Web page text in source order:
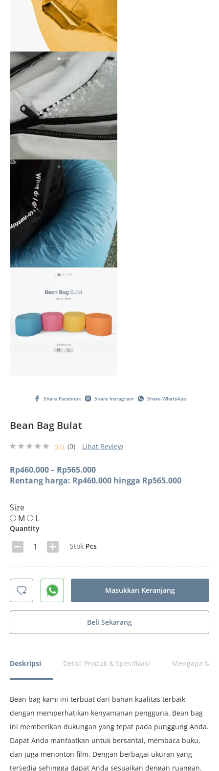
Share Facebook Share Instagram Share WhatsApp
Bean Bag Bulat
0.0 (0) Lihat Review
Rp460.000– Rp565.000
Rentang harga: Rp460.000 hingga Rp565.000
Size
M
L
Quantity
Stok Pcs
Masukkan Keranjang
Beli Sekarang
Deskripsi Detail Produk & Spesifikasi Mengapa
Bean bag kami ini terbuat dari bahan kualitas terbaik
dengan memperhatikan kenyamanan pengguna. Bean bag
ini memberikan dukungan yang tepat pada punggung Anda.
Dapat Anda manfaatkan untuk bersantai, membaca buku,
dan juga menonton film. Dengan berbagai ukuran yang
tersedia sehingga dapat Anda sesuaikan dengan ruangan.